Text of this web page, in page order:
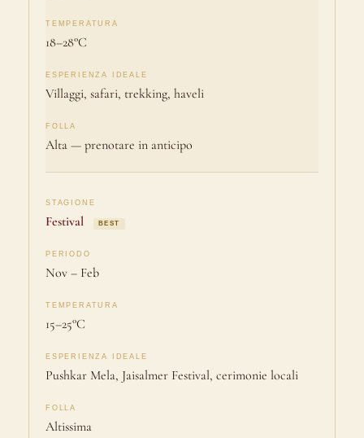
18–28°C
Villaggi, safari, trekking, haveli
Alta — prenotare in anticipo
Festival BEST
Nov – Feb
15–25°C
Pushkar Mela, Jaisalmer Festival, cerimonie locali
Altissima